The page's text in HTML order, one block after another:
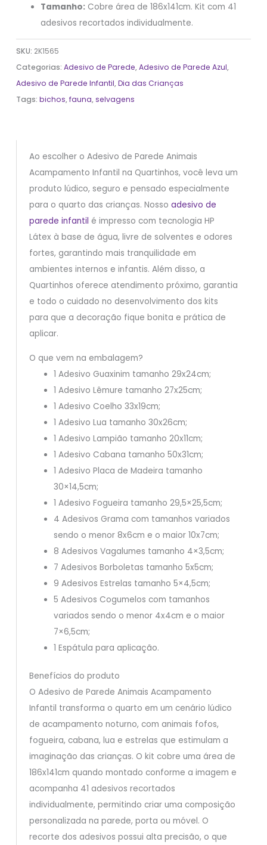
Tamanho: Cobre área de 186x141cm. Kit com 41
adesivos recortados individualmente.
SKU: 2K1565
Categorias:Adesivo de Parede,Adesivo de Parede Azul,
Adesivo de Parede Infantil,Dia das Crianças
Tags:bichos,fauna,selvagens
Ao escolher o Adesivo de Parede Animais
Acampamento Infantil na Quartinhos, você leva um
produto lúdico, seguro e pensado especialmente
para o quarto das crianças. Nosso adesivo de
parede infantil é impresso com tecnologia HP
Látex à base de água, livre de solventes e odores
fortes, garantindo mais tranquilidade em
ambientes internos e infantis. Além disso, a
Quartinhos oferece atendimento próximo, garantia
e todo o cuidado no desenvolvimento dos kits
para que a decoração fique bonita e prática de
aplicar.
O que vem na embalagem?
1 Adesivo Guaxinim tamanho 29x24cm;
1 Adesivo Lêmure tamanho 27x25cm;
1 Adesivo Coelho 33x19cm;
1 Adesivo Lua tamanho 30x26cm;
1 Adesivo Lampião tamanho 20x11cm;
1 Adesivo Cabana tamanho 50x31cm;
1 Adesivo Placa de Madeira tamanho
30×14,5cm;
1 Adesivo Fogueira tamanho 29,5×25,5cm;
4 Adesivos Grama com tamanhos variados
sendo o menor 8x6cm e o maior 10x7cm;
8 Adesivos Vagalumes tamanho 4×3,5cm;
7 Adesivos Borboletas tamanho 5x5cm;
9 Adesivos Estrelas tamanho 5×4,5cm;
5 Adesivos Cogumelos com tamanhos
variados sendo o menor 4x4cm e o maior
7×6,5cm;
1 Espátula para aplicação.
Benefícios do produto
O Adesivo de Parede Animais Acampamento
Infantil transforma o quarto em um cenário lúdico
de acampamento noturno, com animais fofos,
fogueira, cabana, lua e estrelas que estimulam a
imaginação das crianças. O kit cobre uma área de
186x141cm quando montado conforme a imagem e
acompanha 41 adesivos recortados
individualmente, permitindo criar uma composição
personalizada na parede, porta ou móvel. O
recorte dos adesivos possui alta precisão, o que